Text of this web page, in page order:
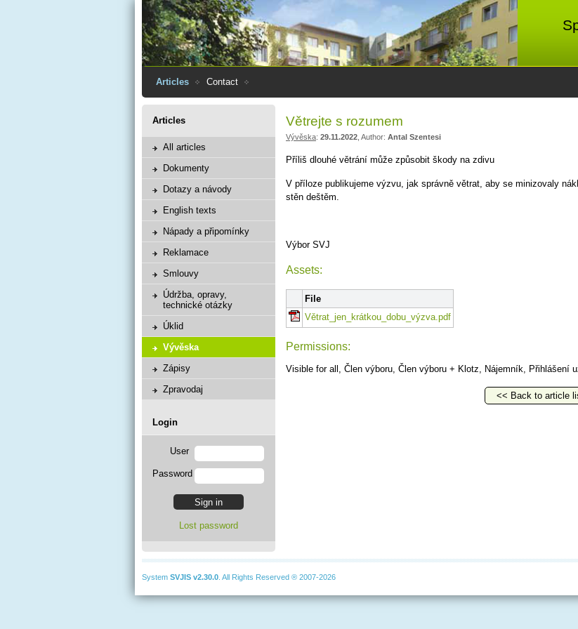
Articles Contact
Articles
All articles
Dokumenty
Dotazy a návody
English texts
Nápady a připomínky
Reklamace
Smlouvy
Údržba, opravy,
technické otázky
Úklid
Vývěska
Zápisy
Zpravodaj
Login
User
Password
Lost password
Větrejte s rozumem
Vývěska: 29.11.2022 , Author: Antal Szentesi
Příliš dlouhé větrání může způsobit škody na zdivu
V příloze publikujeme výzvu, jak správně větrat, aby se minizovaly
stěn deštěm.
Výbor SVJ
Assets:
File
Větrat_jen_krátkou_dobu_výzva.pdf
Permissions:
Visible for all, Člen výboru, Člen výboru + Klotz, Nájemník, Přihlášení
<< Back to article
System SVJIS v2.30.0 . All Rights Reserved ® 2007-2026